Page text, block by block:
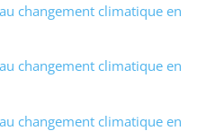
changement climatique en
changement climatique en
changement climatique en